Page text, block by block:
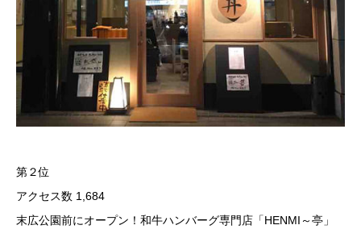
第２位
アクセス数 1,684
末広公園前にオープン！和牛ハンバーグ専門店「HENMI～亭」